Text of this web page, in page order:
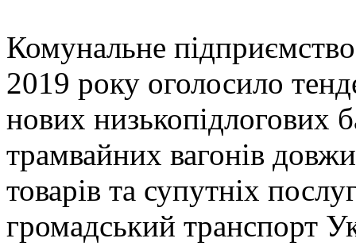
Комунальне
2019 року оголосило
нових низькопідлогових
трамвайних вагонів
товарів та супутніх
громадський транспорт